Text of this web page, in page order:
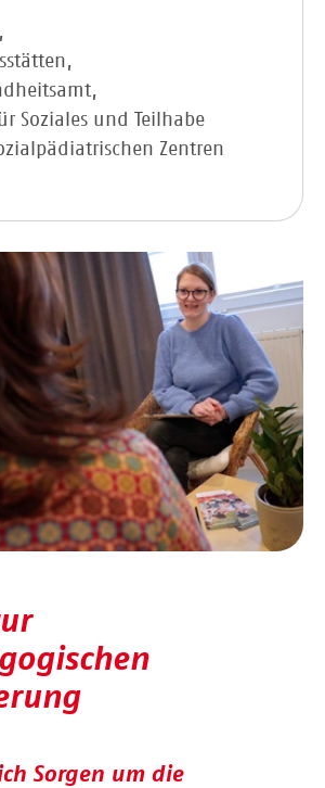
Soziales und Teilhabe
Zentren
Sorgen um die